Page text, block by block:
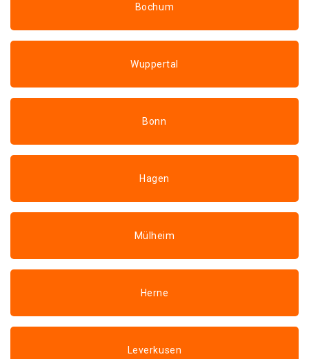
Bochum
Wuppertal
Bonn
Hagen
Mülheim
Herne
Leverkusen